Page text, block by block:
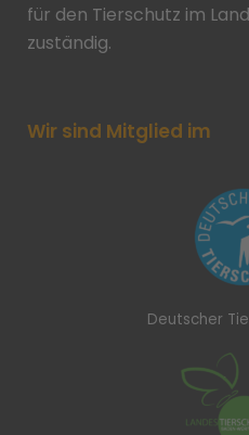
für den Tierschutz im
zuständig.
Wir sind Mitglied im
Deutscher